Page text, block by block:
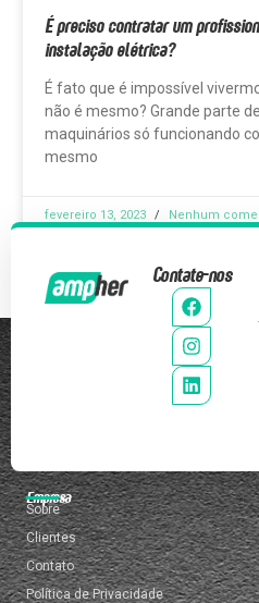
É preciso contratar um
instalação elétrica?
É fato que é impossível
não é mesmo? Grande parte
maquinários só funcionando
mesmo
fevereiro 13, 2023 Nenhum
Contate-nos
Empresa
Sobre
Clientes
Contato
Política de Privacidade